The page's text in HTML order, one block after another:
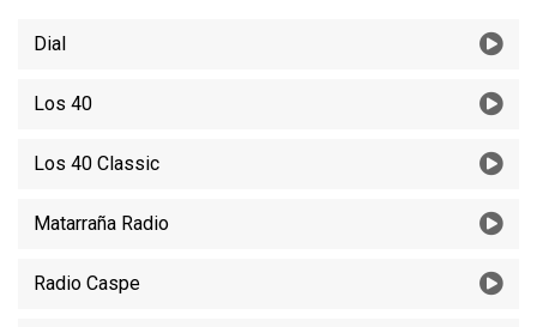
Dial
Los 40
Los 40 Classic
Matarraña Radio
Radio Caspe